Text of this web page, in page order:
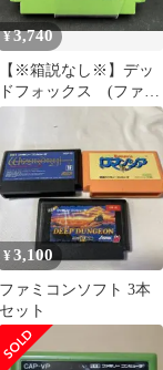
¥3,740
【※箱説なし※】デッ
ドフォックス (ファミ
コン)
¥3,100
ファミコンソフト 3本
セット